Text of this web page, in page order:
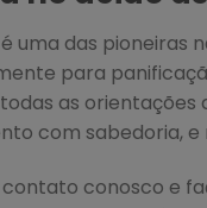
uma das pioneiras
para
as orientações
com sabedoria,
conosco e